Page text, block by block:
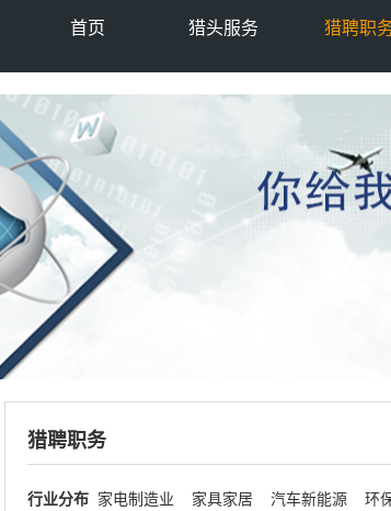
首页 猎头服务 猎聘职
猎聘职务
行业分布 家电制造业 家具家居 汽车新能源 环